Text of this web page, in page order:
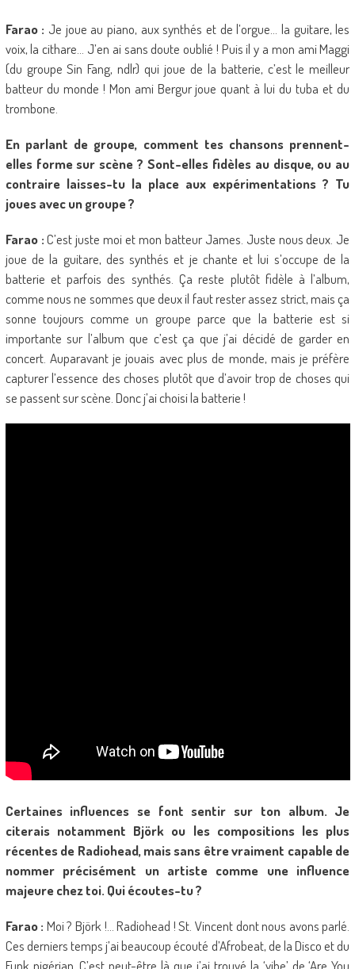
Farao : Je joue au piano, aux synthés et de l’orgue… la guitare, les
voix, la cithare… J’en ai sans doute oublié ! Puis il y a mon ami Maggi
(du groupe Sin Fang, ndlr) qui joue de la batterie, c’est le meilleur
batteur du monde ! Mon ami Bergur joue quant à lui du tuba et du
trombone.
En parlant de groupe, comment tes chansons prennent-
elles forme sur scène ? Sont-elles fidèles au disque, ou au
contraire laisses-tu la place aux expérimentations ? Tu
joues avec un groupe ?
Farao :C’est juste moi et mon batteur James. Juste nous deux. Je
joue de la guitare, des synthés et je chante et lui s’occupe de la
batterie et parfois des synthés. Ça reste plutôt fidèle à l’album,
comme nous ne sommes que deux il faut rester assez strict, mais ça
sonne toujours comme un groupe parce que la batterie est si
importante sur l’album que c’est ça que j’ai décidé de garder en
concert. Auparavant je jouais avec plus de monde, mais je préfère
capturer l’essence des choses plutôt que d’avoir trop de choses qui
se passent sur scène. Donc j’ai choisi la batterie !
Certaines influences se font sentir sur ton album. Je
citerais notamment Björk ou les compositions les plus
récentes de Radiohead, mais sans être vraiment capable de
nommer précisément un artiste comme une influence
majeure chez toi. Qui écoutes-tu ?
Farao : Moi ? Björk !… Radiohead ! St. Vincent dont nous avons parlé.
Ces derniers temps j’ai beaucoup écouté d’Afrobeat, de la Disco et du
Funk nigérian. C’est peut-être là que j’ai trouvé la ‘vibe’ de ‘Are You